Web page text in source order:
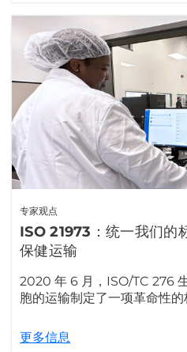
专家观点
ISO 21973：统一我们的
保健运输
2020 年 6 月，ISO/TC 276
胞的运输制定了一项革命性的
更多信息